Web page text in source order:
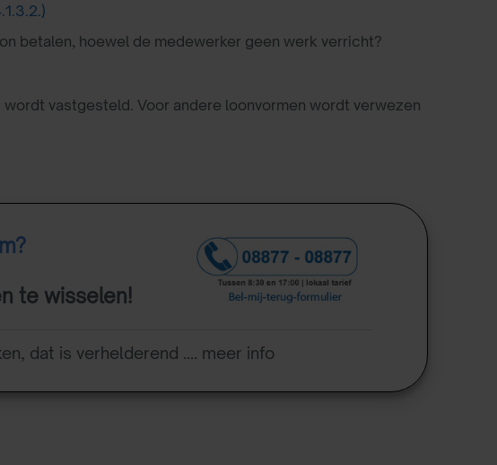
betalen, hoewel de medewerker geen werk verricht?
vastgesteld. Voor andere loonvormen wordt verwezen
te wisselen!
dat is verhelderend .... meer info